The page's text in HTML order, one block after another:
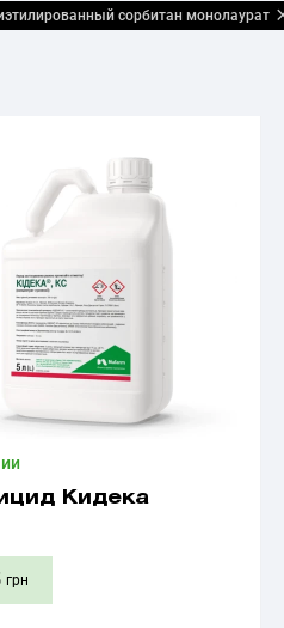
сорбитан монолаурат
Кидека
грн